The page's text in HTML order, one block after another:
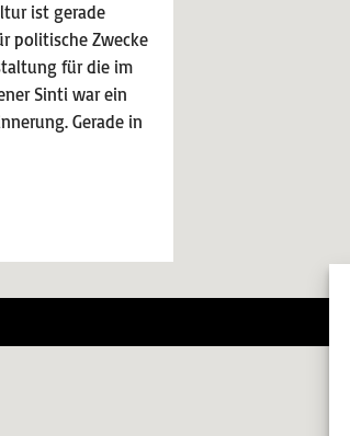
ist gerade
politische Zwecke
für die im
Sinti war ein
Gerade in